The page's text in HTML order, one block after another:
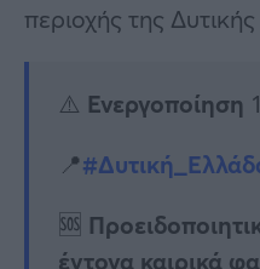
περιοχής της
⚠️ Ενεργοποίηση
📍
🆘
έντονα καιρικά